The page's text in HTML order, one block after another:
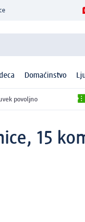
Domaćinstvo
povoljno
15